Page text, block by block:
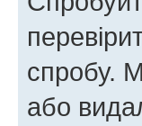
спробу.
або